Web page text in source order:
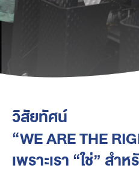
วิสัยทัศน์
“WE ARE THE
เพราะเรา “ใช่” สำ